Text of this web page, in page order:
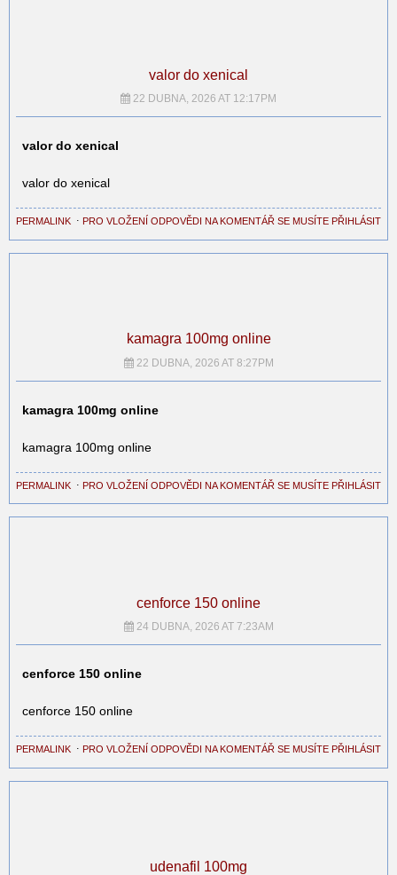
valor do xenical
22 DUBNA, 2026 AT 12:17PM
valor do xenical
valor do xenical
PERMALINK ⋅ PRO VLOŽENÍ ODPOVĚDI NA KOMENTÁŘ SE MUSÍTE PŘIHLÁSIT
kamagra 100mg online
22 DUBNA, 2026 AT 8:27PM
kamagra 100mg online
kamagra 100mg online
PERMALINK ⋅ PRO VLOŽENÍ ODPOVĚDI NA KOMENTÁŘ SE MUSÍTE PŘIHLÁSIT
cenforce 150 online
24 DUBNA, 2026 AT 7:23AM
cenforce 150 online
cenforce 150 online
PERMALINK ⋅ PRO VLOŽENÍ ODPOVĚDI NA KOMENTÁŘ SE MUSÍTE PŘIHLÁSIT
udenafil 100mg